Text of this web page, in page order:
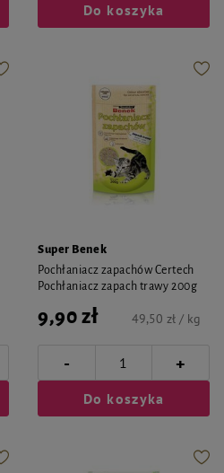
Do koszyka
Super Benek
Pochłaniacz zapachów Certech
Pochłaniacz zapach trawy 200g
9,90 zł 49,50 zł / kg
- +
Do koszyka